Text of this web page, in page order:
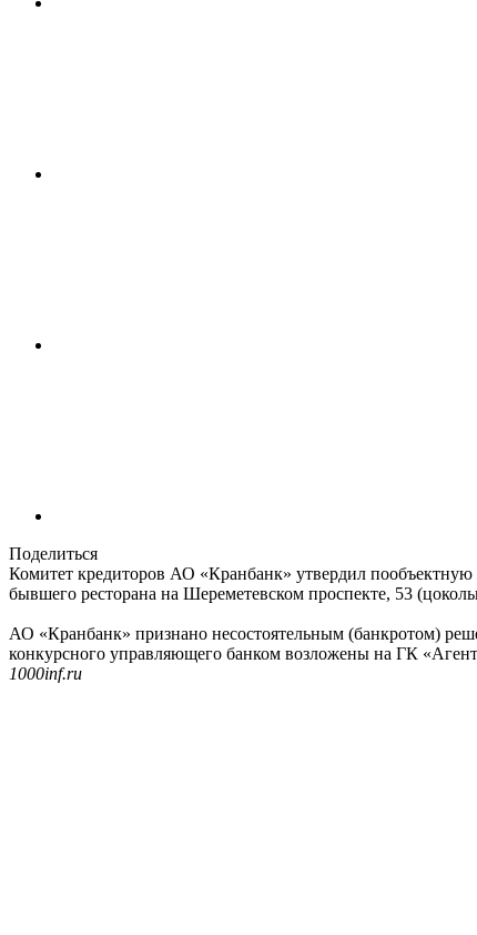
Поделиться
Комитет кредиторов АО «Кранбанк» утвердил
бывшего ресторана на Шереметевском проспекте, 53
АО «Кранбанк» признано несостоятельным (банкротом)
конкурсного управляющего банком возложены на ГК
1000inf.ru